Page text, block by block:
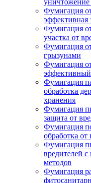
уничтожение
Фумигация
эффективная
Фумигация
участка от
Фумигация
грызунами
Фумигация
Фумигация
обработка
хранения
Фумигация
защита от
Фумигация
обработка от
Фумигация
вредителей
методов
Фумигация